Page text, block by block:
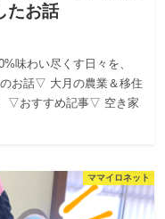
たお話
味わい尽くす日々を、
お話▽ 大月の農業＆移住
▽おすすめ記事▽ 空き家
ママイロネット